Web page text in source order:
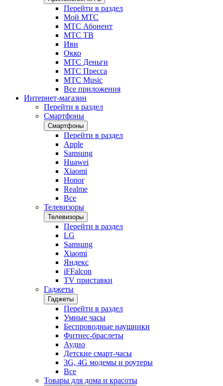
Перейти в раздел
Мой МТС
МТС Абонент
МТС ТВ
Иви
Окко
МТС Деньги
МТС Пресса
МТС Music
Все приложения
Интернет-магазин
Перейти в раздел
Смартфоны
Смартфоны
Перейти в раздел
Apple
Samsung
Huawei
Xiaomi
Honor
Realme
Все
Телевизоры
Телевизоры
Перейти в раздел
LG
Samsung
Xiaomi
Яндекс
iFFalcon
TV приставки
Гаджеты
Гаджеты
Перейти в раздел
Умные часы
Беспроводные наушники
Фитнес-браслеты
Аудио
Детские смарт-часы
3G, 4G модемы и роутеры
Все
Товары для дома и красоты